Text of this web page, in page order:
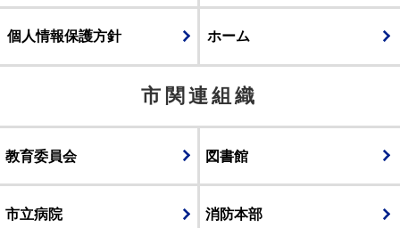
個人情報保護方針 ホーム
市関連組織
教育委員会 図書館
市立病院 消防本部